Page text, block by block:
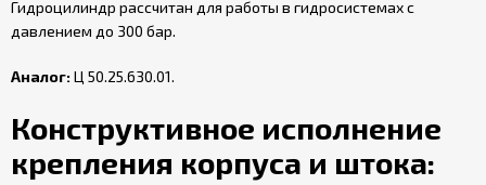
Гидроцилиндр рассчитан для работы в гидросистемах с
давлением до 300 бар.
Аналог:Ц 50.25.630.01.
Конструктивное исполнение
крепления корпуса и штока: